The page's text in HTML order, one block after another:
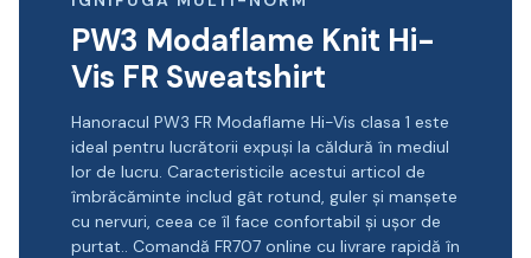
PW3 Modaflame Knit Hi-
Vis FR Sweatshirt
Hanoracul PW3 FR Modaflame Hi-Vis clasa 1 este
ideal pentru lucrătorii expuși la căldură în mediul
lor de lucru. Caracteristicile acestui articol de
îmbrăcăminte includ gât rotund, guler și manșete
cu nervuri, ceea ce îl face confortabil și ușor de
purtat.. Comandă FR707 online cu livrare rapidă în